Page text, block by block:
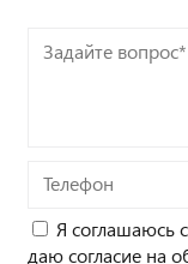
Задайте
вопрос*
Телефон
Я соглашаюсь с
даю согласие на